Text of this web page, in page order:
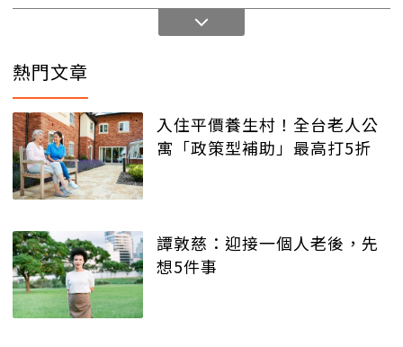
熱門文章
入住平價養生村！全台老人公
寓「政策型補助」最高打5折
譚敦慈：迎接一個人老後，先
想5件事